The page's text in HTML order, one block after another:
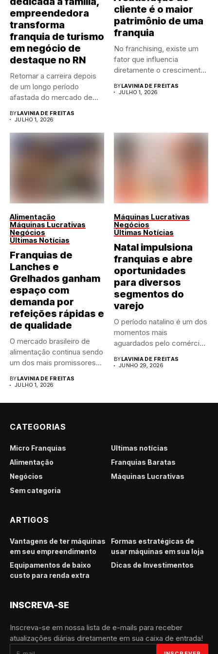
empreendedora
transforma
franquia de turismo
em negócio de
destaque no RN
Retomar a carreira depois
de um longo período
afastada do mercado de...
BYLAVINIA DE FREITAS
JULHO 1, 2026
cliente é o maior
patrimônio de uma
franquia
No franchising, existe um
fator que influencia
diretamente o crescimento
BYLAVINIA DE FREITAS
JULHO 1, 2026
Alimentação
Máquinas Lucrativas
Negócios
Últimas Notícias
Franquias de
Lanches e
Grelhados ganham
espaço com
demanda por
refeições rápidas e
de qualidade
O mercado brasileiro de
alimentação continua sendo
um dos mais promissores
BYLAVINIA DE FREITAS
JULHO 1, 2026
Máquinas Lucrativas
Negócios
Últimas Notícias
Natal impulsiona
franquias e abre
oportunidades
para diversos
segmentos do
varejo
O período natalino é um dos
momentos mais
aguardados pelo comércio
BYLAVINIA DE FREITAS
JUNHO 29, 2026
CATEGORIAS
Micro Franquias
Últimas notícias
Alimentação
Franquias Baratas
Negócios
Máquinas Lucrativas
Sem categoria
ARTIGOS
Vantagens de ter máquinas
em seu empreendimento
Formas estratégicas de
usar máquinas em sua loja
Equipamentos de baixo
custo para renda extra
Dicas de Investimentos
INSCREVA-SE
Inscreva-se em nossa lista de e-mails para receber
atualizações diárias diretamente em sua caixa de entrada!